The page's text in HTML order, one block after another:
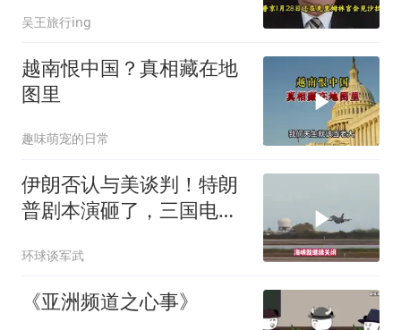
吴王旅行ing
越南恨中国？真相藏在地
图里
趣味萌宠的日常
伊朗否认与美谈判！特朗
普剧本演砸了，三国电话
环球谈军武
《亚洲频道之心事》